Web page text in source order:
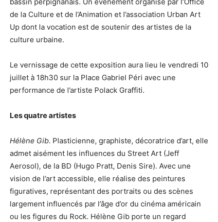
bassin perpignanais. Un événement organisé par l’Office
de la Culture et de l’Animation et l’association Urban Art
Up dont la vocation est de soutenir des artistes de la
culture urbaine.
Le vernissage de cette exposition aura lieu le vendredi 10
juillet à 18h30 sur la Place Gabriel Péri avec une
performance de l’artiste Polack Graffiti.
Les quatre artistes
Hélène Gib. Plasticienne, graphiste, décoratrice d’art, elle
admet aisément les influences du Street Art (Jeff
Aerosol), de la BD (Hugo Pratt, Denis Sire). Avec une
vision de l’art accessible, elle réalise des peintures
figuratives, représentant des portraits ou des scènes
largement influencés par l’âge d’or du cinéma américain
ou les figures du Rock. Hélène Gib porte un regard